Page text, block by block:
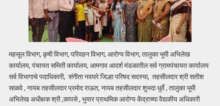
महसूल विभाग, कृषी विभाग, परिवहन विभाग, आरोग्य विभाग, तालुका भूमी अभिलेख
कार्यालय, पंचायत समिती कार्यालय, आमगाव आदर्श मंडळातील सर्व ग्रामपंचायत कार्यालय
सर्व विभागाचे पदाधिकारी, संगीता नवघरे जिल्हा परिषद सदस्या, तहसीलदार श्री सतीश
साळवे , नायब तहसीलदार प्रमोद राऊत, नायब तहसीलदार शुभदा धुर्वे , तालुका भूमी
अभिलेख अधीक्षक श्री ,कापसे , भुयार प्राथमिक आरोग्य केंद्राच्या वैद्यकीय अधिकारी